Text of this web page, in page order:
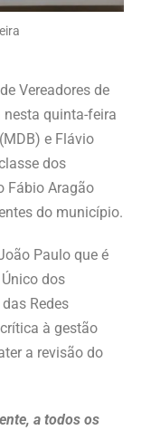
Vereadores de
nesta quinta-feira
e Flávio
dos
Fábio Aragão
do município.
Paulo que é
dos
Redes
à gestão
a revisão do
a todos os